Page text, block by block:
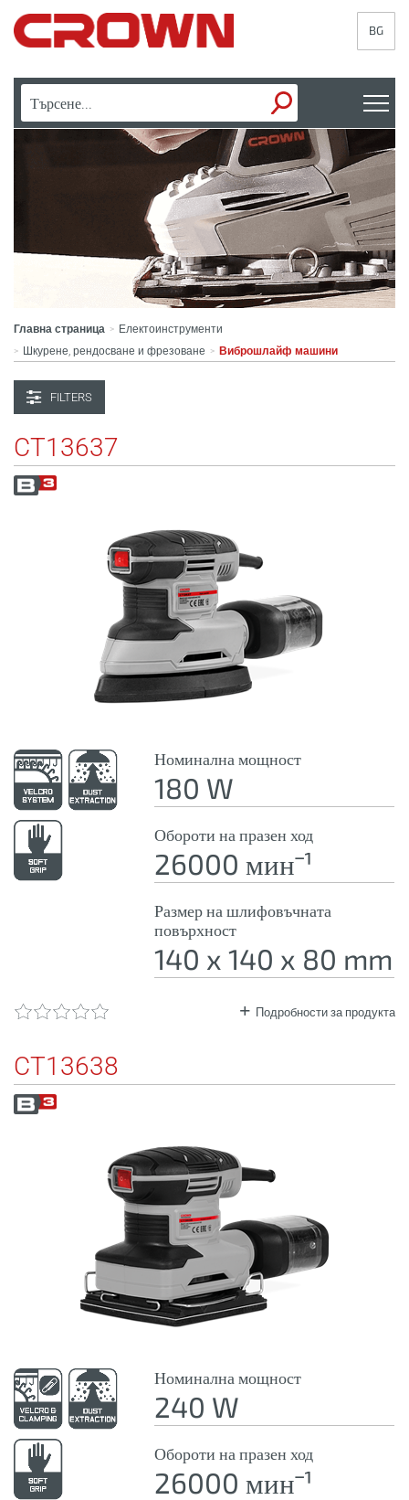
BG
Главна страница > Електоинструменти
> Шкурене, рендосване и фрезоване > Виброшлайф машини
FILTERS
CT13637
Номинална мощност
180 W
Обороти на празен ход
26000 минˉ¹
Размер на шлифовъчната
повърхност
140 x 140 x 80 mm
Подробности за продукта
CT13638
Номинална мощност
240 W
Обороти на празен ход
26000 минˉ¹